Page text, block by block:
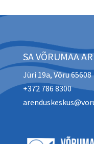
SA VÕRUMAA
Jüri 19a, Võru 65608
+372 786 8300